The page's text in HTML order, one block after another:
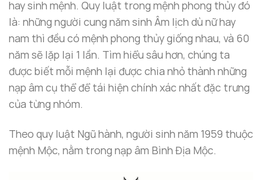
hay sinh mệnh. Quy luật trong mệnh phong thủy đó
là: những người cung năm sinh Âm lịch dù nữ hay
nam thì đều có mệnh phong thủy giống nhau, và 60
năm sẽ lặp lại 1 lần. Tìm hiểu sâu hơn, chúng ta
được biết mỗi mệnh lại được chia nhỏ thành những
nạp âm cụ thể để tái hiện chính xác nhất đặc trưng
của từng nhóm.
Theo quy luật Ngũ hành, người sinh năm 1959 thuộc
mệnh Mộc, nằm trong nạp âm Bình Địa Mộc.